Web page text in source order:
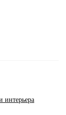
интерьера